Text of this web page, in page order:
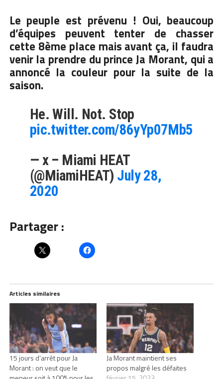
Le peuple est prévenu ! Oui, beaucoup
d’équipes peuvent tenter de chasser
cette 8ème place mais avant ça, il faudra
venir la prendre du prince Ja Morant, qui a
annoncé la couleur pour la suite de la
saison.
He. Will. Not. Stop
pic.twitter.com/86yYp07Mb5
— x – Miami HEAT
(@MiamiHEAT) July 28,
2020
Partager :
Articles similaires
15 jours d’arrêt pour Ja
Morant : on veut que le
Ja Morant maintient ses
propos malgré les défaites